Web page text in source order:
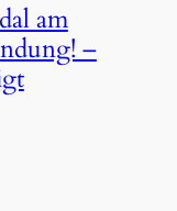
am
–